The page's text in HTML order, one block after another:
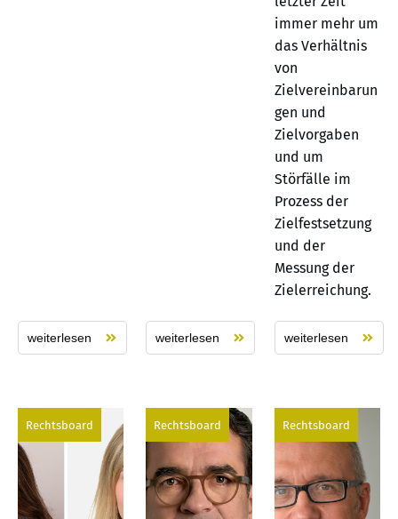
weiterlesen weiterlesen
immer mehr um
das Verhältnis
von
Zielvereinbarun
gen und
Zielvorgaben
und um
Störfälle im
Prozess der
Zielfestsetzung
und der
Messung der
Zielerreichung.
weiterlesen
Rechtsboard Rechtsboard Rechtsboard